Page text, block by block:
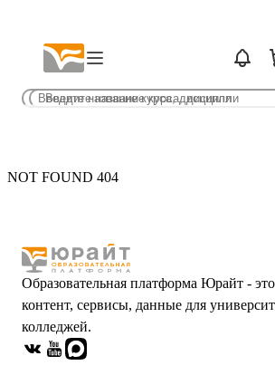
NOT FOUND 404
Образовательная платформа Юрайт -
контент, сервисы, данные для
колледжей.